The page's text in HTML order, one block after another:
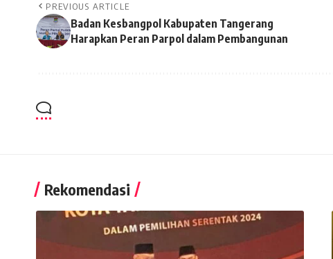
PREVIOUS ARTICLE
Badan Kesbangpol Kabupaten Tangerang
Harapkan Peran Parpol dalam Pembangunan
Rekomendasi